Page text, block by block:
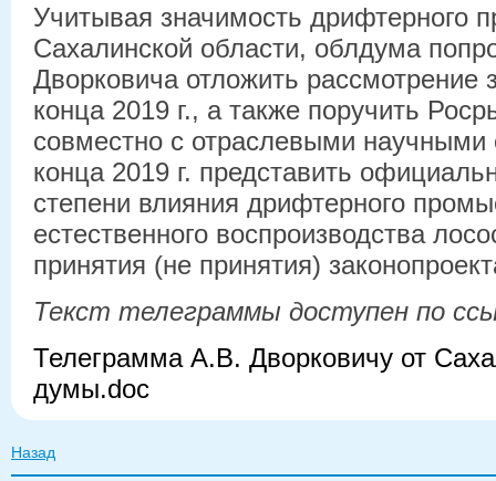
Учитывая значимость дрифтерного
Сахалинской области, облдума
Дворковича отложить рассмотрение
конца 2019 г., а также поручить
совместно с отраслевыми научными
конца 2019 г. представить
степени влияния дрифтерного
естественного воспроизводства
принятия (не принятия)
Текст телеграммы доступен по
Телеграмма А.В. Дворковичу от
думы.doc
Назад